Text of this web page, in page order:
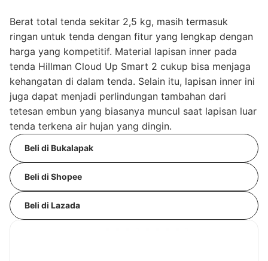
Berat total tenda sekitar 2,5 kg, masih termasuk
ringan untuk tenda dengan fitur yang lengkap dengan
harga yang kompetitif. Material lapisan inner pada
tenda Hillman Cloud Up Smart 2 cukup bisa menjaga
kehangatan di dalam tenda. Selain itu, lapisan inner ini
juga dapat menjadi perlindungan tambahan dari
tetesan embun yang biasanya muncul saat lapisan luar
tenda terkena air hujan yang dingin.
Beli di Bukalapak
Beli di Shopee
Beli di Lazada